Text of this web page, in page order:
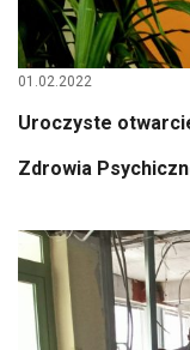
01.02.2022
Uroczyste
Zdrowia